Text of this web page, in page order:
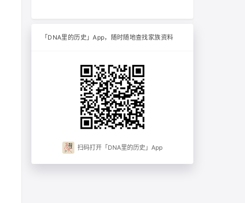
「DNA里的历史」App，随时随地查找家族资料
扫码打开「DNA里的历史」App